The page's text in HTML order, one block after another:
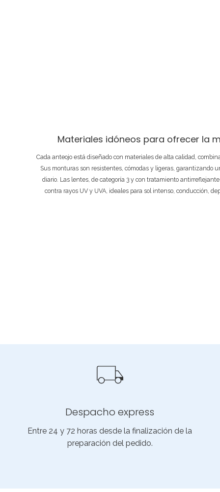
Materiales idóneos para ofrecer la
Cada anteojo está diseñado con materiales de alta calidad,
Sus monturas son resistentes, cómodas y ligeras, garantizando
diario. Las lentes, de categoría 3 y con tratamiento
contra rayos UV y UVA, ideales para sol intenso, conducción,
Despacho express
Entre 24 y 72 horas desde la finalización de la
preparación del pedido.